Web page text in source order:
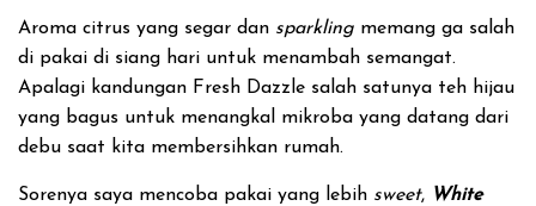
Aroma citrus yang segar dan sparkling memang ga salah
di pakai di siang hari untuk menambah semangat.
Apalagi kandungan Fresh Dazzle salah satunya teh hijau
yang bagus untuk menangkal mikroba yang datang dari
debu saat kita membersihkan rumah.
Sorenya saya mencoba pakai yang lebih sweet, White